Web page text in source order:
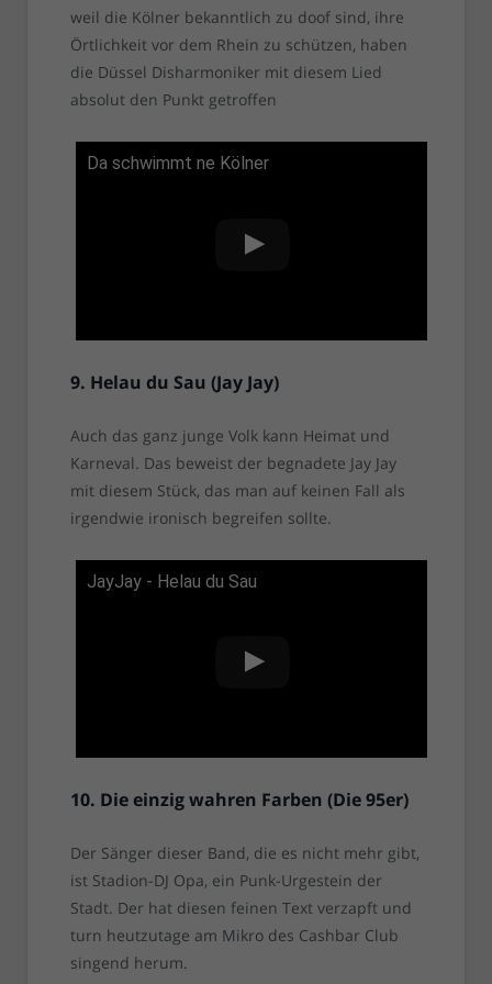
weil die Kölner bekanntlich zu doof sind, ihre
Örtlichkeit vor dem Rhein zu schützen, haben
die Düssel Disharmoniker mit diesem Lied
absolut den Punkt getroffen
Da schwimmt ne Kölner
9. Helau du Sau (Jay Jay)
Auch das ganz junge Volk kann Heimat und
Karneval. Das beweist der begnadete Jay Jay
mit diesem Stück, das man auf keinen Fall als
irgendwie ironisch begreifen sollte.
JayJay - Helau du Sau
10. Die einzig wahren Farben (Die 95er)
Der Sänger dieser Band, die es nicht mehr gibt,
ist Stadion-DJ Opa, ein Punk-Urgestein der
Stadt. Der hat diesen feinen Text verzapft und
turn heutzutage am Mikro des Cashbar Club
singend herum.